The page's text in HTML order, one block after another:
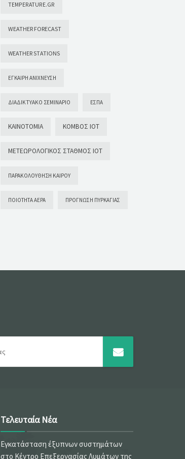
TEMPERATURE.GR
WEATHER FORECAST
WEATHER STATIONS
ΈΓΚΑΙΡΗ ΑΝΊΧΝΕΥΣΗ
ΔΙΑΔΙΚΤΥΑΚΌ ΣΕΜΙΝΆΡΙΟ ΕΣΠΑ
ΚΑΙΝΟΤΟΜΊΑ ΚΌΜΒΟΣ ΙΟΤ
ΜΕΤΕΩΡΟΛΟΓΙΚΌΣ ΣΤΑΘΜΌΣ ΙΟΤ
ΠΑΡΑΚΟΛΟΎΘΗΣΗ ΚΑΙΡΟΎ
ΠΟΙΌΤΗΤΑ ΑΈΡΑ ΠΡΌΓΝΩΣΗ ΠΥΡΚΑΓΙΆΣ
Τελευταία Νέα
Εγκατάσταση έξυπνων συστημάτων
στο Κέντρο Επεξεργασίας Λυμάτων της